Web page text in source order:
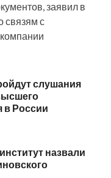
заявил в
связям с
слушания
в России
назвали